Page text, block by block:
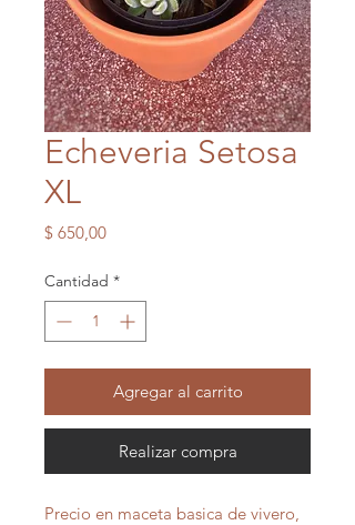
Echeveria Setosa
XL
$ 650,00Precio
Cantidad *
Agregar al carrito
Realizar compra
Precio en maceta basica de vivero,